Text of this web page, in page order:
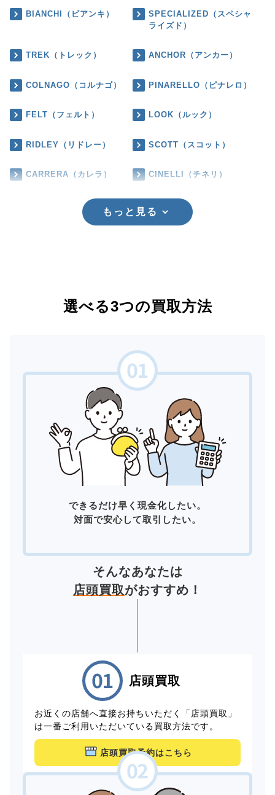
BIANCHI（ビアンキ）
SPECIALIZED（スペシャ
ライズド）
TREK（トレック） ANCHOR（アンカー）
COLNAGO（コルナゴ） PINARELLO（ピナレロ）
FELT（フェルト） LOOK（ルック）
RIDLEY（リドレー） SCOTT（スコット）
CARRERA（カレラ） CINELLI（チネリ）
もっと見る
選べる3つの買取方法
できるだけ早く現金化したい。
対面で安心して取引したい。
そんなあなたは
店頭買取がおすすめ！
店頭買取
お近くの店舗へ直接お持ちいただく「店頭買取」
は一番ご利用いただいている買取方法です。
店頭買取予約はこちら